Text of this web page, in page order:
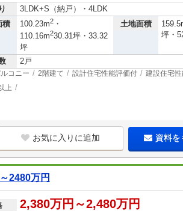
3LDK+S（納戸）・4LDK
積
100.23m2 ・
110.16m230.31坪・33.32
坪
土地面積
坪・
2戸
コニー 2階建て 設計住宅性能評価付 建設住宅
上
お気に入りに追加 資料を
2480万円
2,380万円～2,480万円